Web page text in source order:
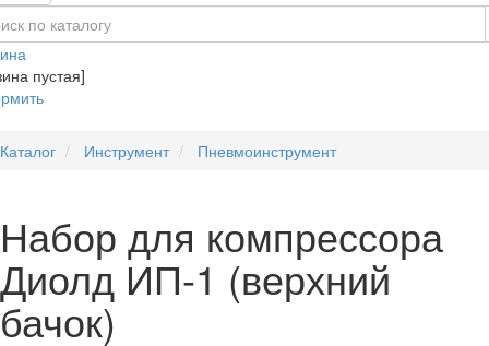
пустая]
Каталог Инструмент Пневмоинструмент
Набор для компрессора
Диолд ИП-1 (верхний
бачок)